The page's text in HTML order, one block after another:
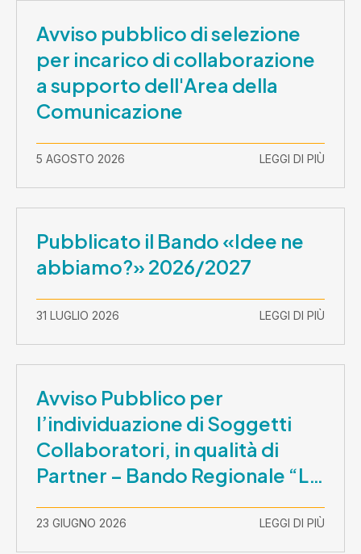
Avviso pubblico di selezione
per incarico di collaborazione
a supporto dell'Area della
Comunicazione
5 AGOSTO 2026 LEGGI DI PIÙ
Pubblicato il Bando «Idee ne
abbiamo?» 2026/2027
31 LUGLIO 2026 LEGGI DI PIÙ
Avviso Pubblico per
l’individuazione di Soggetti
Collaboratori, in qualità di
Partner – Bando Regionale “La
– CUP E81B26000210003
23 GIUGNO 2026 LEGGI DI PIÙ